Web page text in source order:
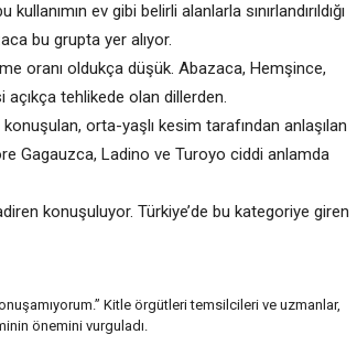
ev gibi belirli alanlarla sınırlandırıldığı
bu grupta yer alıyor.
oranı oldukça düşük. Abazaca, Hemşince,
açıkça tehlikede olan dillerden.
orta-yaşlı kesim tarafından anlaşılan
Gagauzca, Ladino ve Turoyo ciddi anlamda
konuşuluyor. Türkiye’de bu kategoriye giren
Kitle örgütleri temsilcileri ve uzmanlar,
önemini vurguladı.